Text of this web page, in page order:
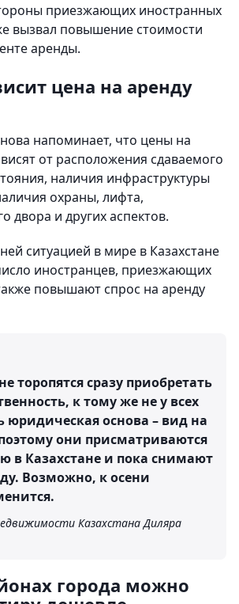
приезжающих иностранных
вызвал повышение стоимости
аренды.
цена на аренду
напоминает, что цены на
от расположения сдаваемого
наличия инфраструктуры
охраны, лифта,
двора и других аспектов.
ситуацией в мире в Казахстане
иностранцев, приезжающих
повышают спрос на аренду
торопятся сразу приобретать
к тому же не у всех
юридическая основа – вид на
они присматриваются
в Казахстане и пока снимают
Возможно, к осени
Казахстана Диляра
города можно